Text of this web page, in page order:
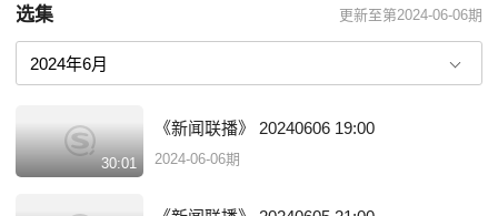
央政府开的某项会议，思想教育类短片，联播快讯（中国境内各个领域的
进步，人民大众的精神面貌，神州大地的风采），最后是时长通常不超过
五分钟的国际新闻和体育新闻等。
选集 更新至第2024-06-06期
30:01
《新闻联播》 20240606 19:00
2024-06-06期